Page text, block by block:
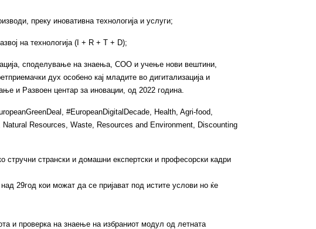
преку иновативна технологија и услуги;
на технологија (I + R + T + D);
споделување на знаења, СОО и учење нови вештини,
дух особено кај младите во дигитализација и
и Развоен центар за иновации, од 2022 година.
#EuropeanDigitalDecade, Health, Agri-food,
Resources, Waste, Resources and Environment, Discounting
стручни странски и домашни експертски и професорски кадри
29год кои можат да се пријават под истите услови но ќе
и проверка на знаење на избраниот модул од летната